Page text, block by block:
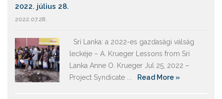
2022. július 28.
2022.07.28.
Srí Lanka: a 2022-es gazdasági válság
leckéje – A. Krueger Lessons from Sri
Lanka Anne O. Krueger Jul 25, 2022 –
Project Syndicate ...
Read More »